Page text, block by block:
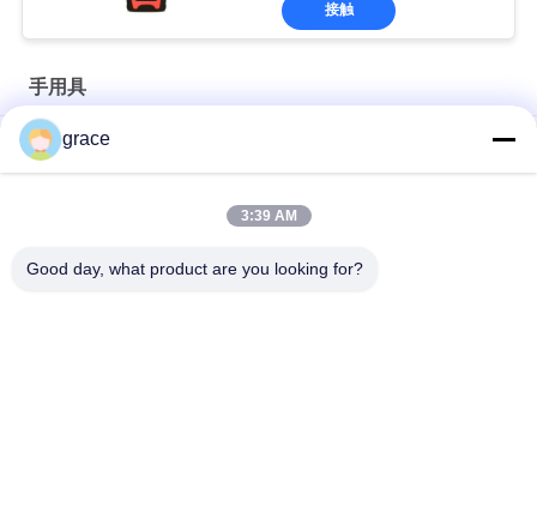
接触
手用具
赤いガラス繊維測定テープ30m手用具
grace
3:39 AM
Good day, what product are you looking for?